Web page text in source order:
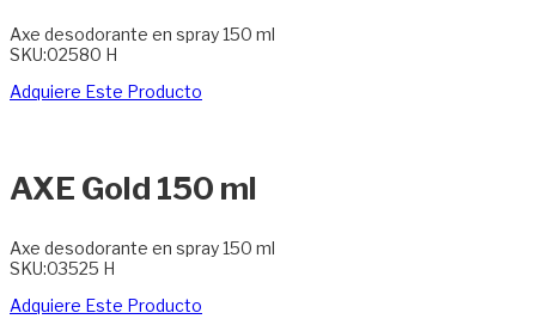
Axe desodorante en spray 150 ml
SKU:02580 H
Adquiere Este Producto
AXE Gold 150 ml
Axe desodorante en spray 150 ml
SKU:03525 H
Adquiere Este Producto